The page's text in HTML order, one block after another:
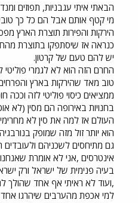
הבאתי איתי עגבניות, תפוזים
מי קטף אותם אבל הם כל כך
הירקות והפירות תוצרת הארץ
כנראה אז שיסתפקו בתוצרת
יש להם טעם של קרטון.
החרם הזה הוא לא לגמרי
טוב מאד שהירקות בארץ והפרחים
ממציאים כיסוי פוליטי לזה וככה
בחנויות באירופה הם מסין (לא
העולם אז למה את סין לא
הוא יותר זול מזה שמופק
גם מתיחסים לשכניהם ולעובדים
אינטרסים ,אני לא אומרת
בעיה פנימית של ישראל ורק
,ועוד לא ראיתי אף אחד שהולך
למי אכפת מהערבים שיהרגו